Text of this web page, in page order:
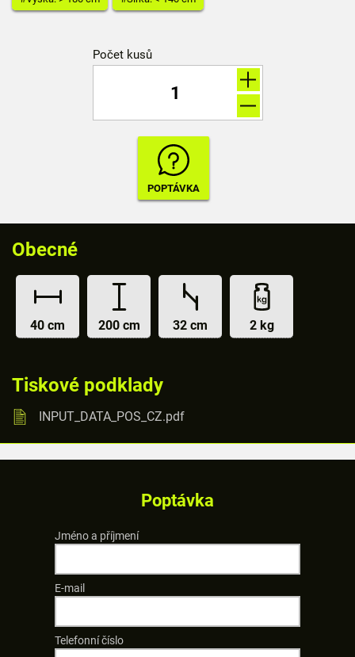
Počet kusů
Obecné
40 cm 200 cm 32 cm 2 kg
Tiskové podklady
INPUT_DATA_POS_CZ.pdf
Poptávka
Jméno a příjmení
E-mail
Telefonní číslo